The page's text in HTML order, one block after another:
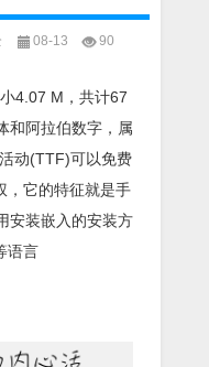
08-13
90
4.07 M，共计67
和阿拉伯数字，属
动(TTF)可以免费
，它的特征就是手
安装嵌入的安装方
语言